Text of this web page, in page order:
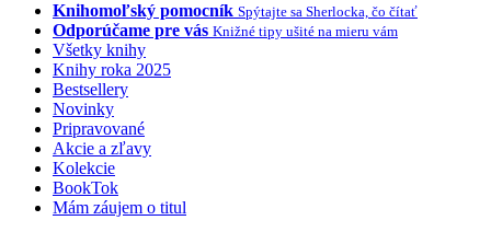
Knihomoľský pomocník Spýtajte sa Sherlocka, čo čítať
Odporúčame pre vás Knižné tipy ušité na mieru vám
Všetky knihy
Knihy roka 2025
Bestsellery
Novinky
Pripravované
Akcie a zľavy
Kolekcie
BookTok
Mám záujem o titul